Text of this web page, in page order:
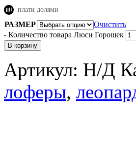
плати долями
РАЗМЕР
Очистить
- Количество товара Люси Горошек
В корзину
Артикул: Н/Д
лоферы,